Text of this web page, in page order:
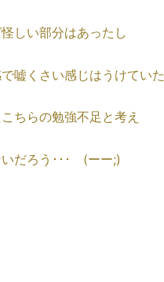
しい部分はあったし
嘘くさい感じはうけていた
ちらの勉強不足と考え
だろう･･･ (ーー;)